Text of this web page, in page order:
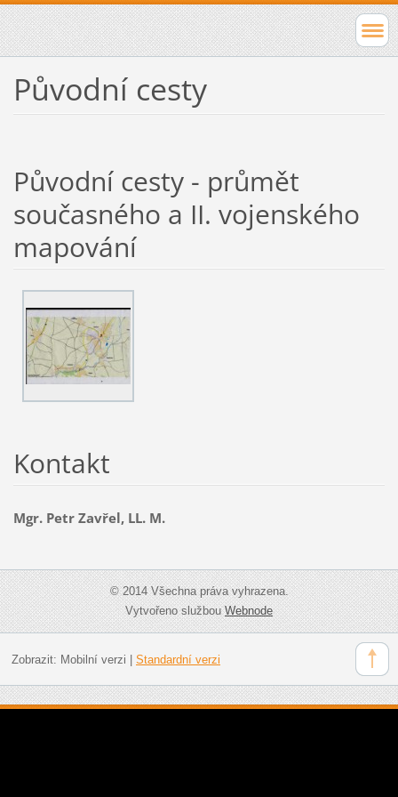
Původní cesty
Původní cesty - průmět
současného a II. vojenského
mapování
Kontakt
Mgr. Petr Zavřel, LL. M.
© 2014 Všechna práva vyhrazena.
Vytvořeno službouWebnode
Zobrazit: Mobilní verzi Standardní verzi